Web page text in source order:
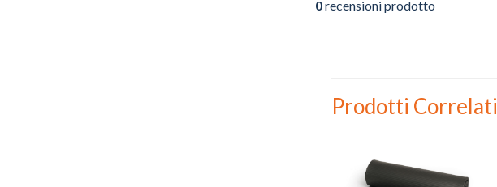
0recensioni prodotto
Prodotti Correlati